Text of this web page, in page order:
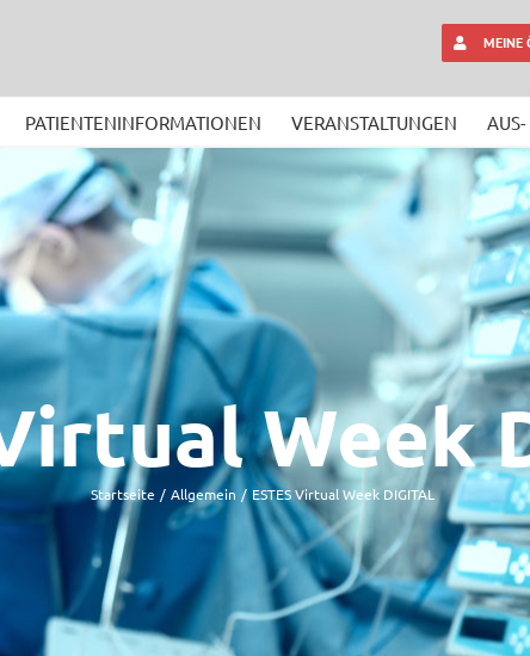
MEINE
PATIENTENINFORMATIONEN VERANSTALTUNGEN
Week
Startseite Allgemein ESTES Virtual Week DIGITAL